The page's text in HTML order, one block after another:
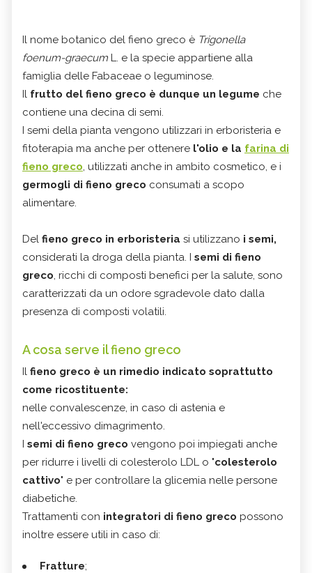
Il nome botanico del fieno greco è Trigonella
foenum-graecum L. e la specie appartiene alla
famiglia delle Fabaceae o leguminose.
Il frutto del fieno greco è dunque un legume che
contiene una decina di semi.
I semi della pianta vengono utilizzari in erboristeria e
fitoterapia ma anche per ottenere l'olio e la farina di
fieno greco, utilizzati anche in ambito cosmetico, e i
germogli di fieno greco consumati a scopo
alimentare.
Del fieno greco in erboristeria si utilizzano i semi,
considerati la droga della pianta. I semi di fieno
greco, ricchi di composti benefici per la salute, sono
caratterizzati da un odore sgradevole dato dalla
presenza di composti volatili.
A cosa serve il fieno greco
Il fieno greco è un rimedio indicato soprattutto
come ricostituente:
nelle convalescenze, in caso di astenia e
nell'eccessivo dimagrimento.
I semi di fieno greco vengono poi impiegati anche
per ridurre i livelli di colesterolo LDL o "colesterolo
cattivo" e per controllare la glicemia nelle persone
diabetiche.
Trattamenti con integratori di fieno greco possono
inoltre essere utili in caso di:
Fratture;